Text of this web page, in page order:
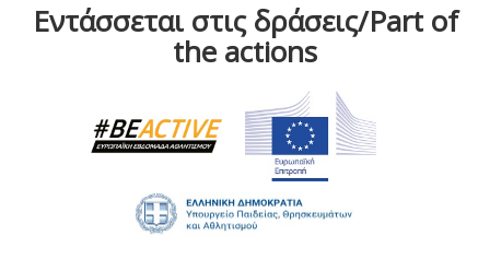
Εντάσσεται στις δράσεις/Part of
the actions